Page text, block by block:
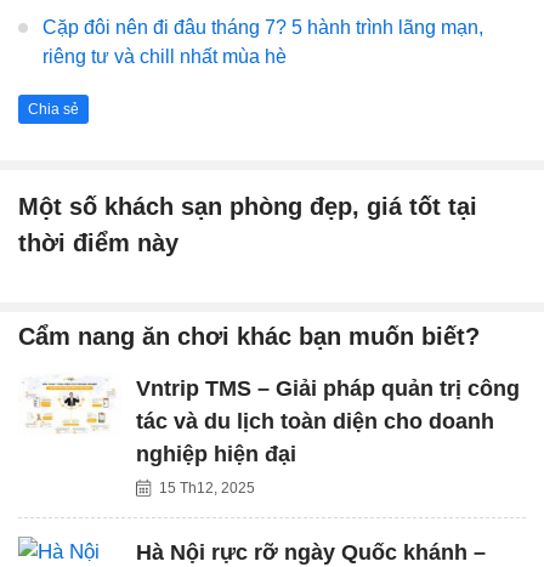
Cặp đôi nên đi đâu tháng 7? 5 hành trình lãng mạn,
riêng tư và chill nhất mùa hè
Chia sẻ
Một số khách sạn phòng đẹp, giá tốt tại
thời điểm này
Cẩm nang ăn chơi khác bạn muốn biết?
Vntrip TMS – Giải pháp quản trị công
tác và du lịch toàn diện cho doanh
nghiệp hiện đại
15 Th12, 2025
Hà Nội rực rỡ ngày Quốc khánh –